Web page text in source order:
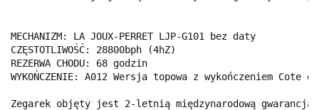
MECHANIZM: LA JOUX-PERRET LJP-G101 bez daty
CZĘSTOTLIWOŚĆ: 28800bph (4hZ)
REZERWA CHODU: 68 godzin
WYKOŃCZENIE: A012 Wersja topowa z wykończeniem
Zegarek objęty jest 2-letnią międzynarodową